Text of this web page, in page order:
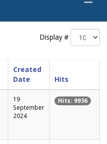
Display #
Created
Date
Hits
19
September
2024
Hits: 9936